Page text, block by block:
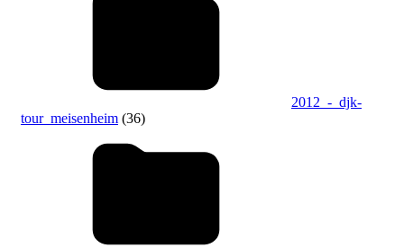
2012_-_djk-
tour_meisenheim (36)